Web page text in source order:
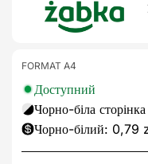
FORMAT A4
Доступний
Чорно-біла сторінка
Чорно-білий: 0,79